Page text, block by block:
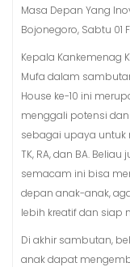
Masa Depan Yang
Bojonegoro, Sabtu 01
Kepala Kankemenag
Mufa dalam
House ke-10 ini
menggali potensi
sebagai upaya untuk
TK, RA, dan BA.
semacam ini bisa
depan anak-anak,
lebih kreatif dan siap
Di akhir sambutan,
anak dapat